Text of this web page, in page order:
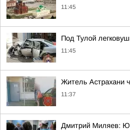
11:45
Под Тулой
11:45
Житель Астрахани
11:37
Дмитрий Миляев: